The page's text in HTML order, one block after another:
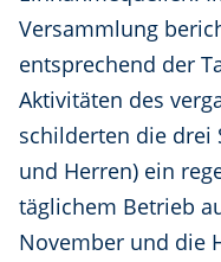
Versammlung
entsprechend der
Aktivitäten des
schilderten die drei
und Herren) ein
täglichem Betrieb
November und die